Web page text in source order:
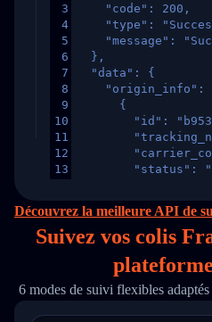
3
4
5
6
7
8
9
10
11
12
13
16
17
21
22
    "code": 200,
"type":
"message":
  },
  "data": {
    "origin_info": [
      {
"id":
"status":
"weblink":
"phone":
          {
Découvrez la meilleure API de
Suivez vos colis
6 modes de suivi flexibles